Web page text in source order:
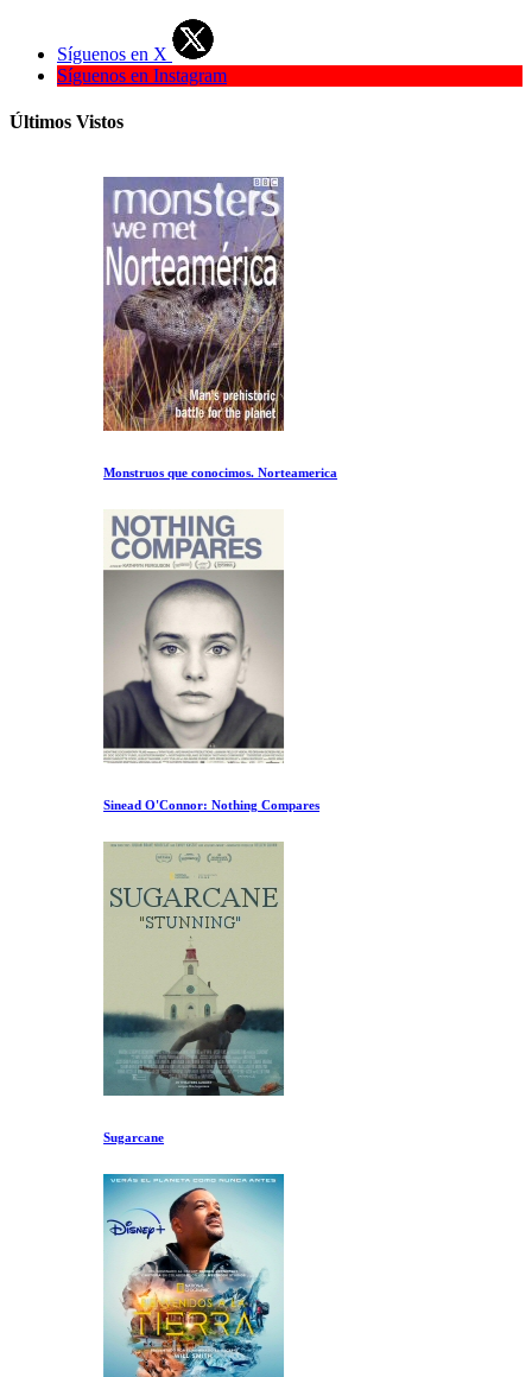
Síguenos en X
Síguenos en Instagram
Últimos Vistos
Monstruos que conocimos. Norteamerica
Sinead O'Connor: Nothing Compares
Sugarcane